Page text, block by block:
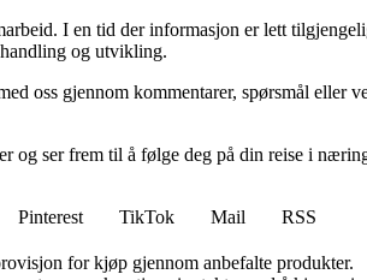
I en tid der informasjon er lett
og utvikling.
oss gjennom kommentarer, spørsmål
og ser frem til å følge deg på din reise i
Pinterest TikTok Mail
RSS
for kjøp gjennom anbefalte produkter.